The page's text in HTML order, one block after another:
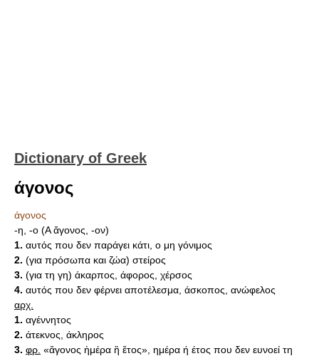
Dictionary of Greek
άγονος
άγονος
-η, -ο (Α ἄγονος, -ον)
1. αυτός που δεν παράγει κάτι, ο μη γόνιμος
2. (για πρόσωπα και ζώα) στείρος
3. (για τη γη) άκαρπος, άφορος, χέρσος
4. αυτός που δεν φέρνει αποτέλεσμα, άσκοπος, ανώφελος
αρχ.
1. αγέννητος
2. άτεκνος, άκληρος
3. φρ. «ἄγονος ἡμέρα ἢ ἔτος», ημέρα ή έτος που δεν ευνοεί τη